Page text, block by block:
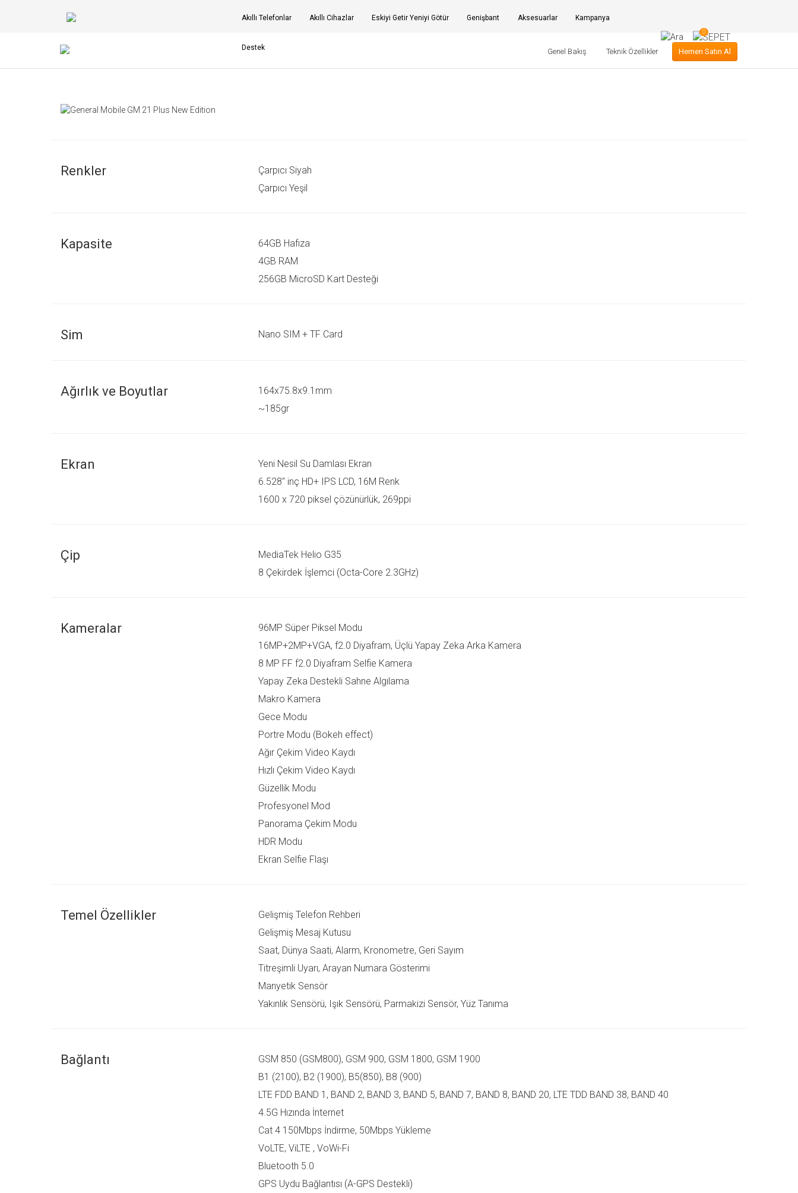
Akıllı Telefonlar Akıllı Cihazlar Eskiyi Getir Yeniyi Götür Genişbant Aksesuarlar Kampanya
Destek
0
Genel Bakış Teknik Özellikler Hemen Satın Al
Renkler
Çarpıcı Siyah
Çarpıcı Yeşil
Kapasite
64GB Hafıza
4GB RAM
256GB MicroSD Kart Desteği
Sim Nano SIM + TF Card
Ağırlık ve Boyutlar
164x75.8x9.1mm
~185gr
Ekran
Yeni Nesil Su Damlası Ekran
6.528" inç HD+ IPS LCD, 16M Renk
1600 x 720 piksel çözünürlük, 269ppi
Çip
MediaTek Helio G35
8 Çekirdek İşlemci (Octa-Core 2.3GHz)
Kameralar
96MP Süper Piksel Modu
16MP+2MP+VGA, f2.0 Diyafram, Üçlü Yapay Zeka Arka Kamera
8 MP FF f2.0 Diyafram Selfie Kamera
Yapay Zeka Destekli Sahne Algılama
Makro Kamera
Gece Modu
Portre Modu (Bokeh effect)
Ağır Çekim Video Kaydı
Hızlı Çekim Video Kaydı
Güzellik Modu
Profesyonel Mod
Panorama Çekim Modu
HDR Modu
Ekran Selfie Flaşı
Temel Özellikler
Gelişmiş Telefon Rehberi
Gelişmiş Mesaj Kutusu
Saat, Dünya Saati, Alarm, Kronometre, Geri Sayım
Titreşimli Uyarı, Arayan Numara Gösterimi
Manyetik Sensör
Yakınlık Sensörü, Işık Sensörü, Parmakizi Sensör, Yüz Tanıma
Bağlantı
GSM 850 (GSM800), GSM 900, GSM 1800, GSM 1900
B1 (2100), B2 (1900), B5(850), B8 (900)
LTE FDD BAND 1, BAND 2, BAND 3, BAND 5, BAND 7, BAND 8, BAND 20, LTE TDD BAND 38, BAND 40
4.5G Hızında İnternet
Cat 4 150Mbps İndirme, 50Mbps Yükleme
VoLTE, ViLTE , VoWi-Fi
Bluetooth 5.0
GPS Uydu Bağlantısı (A-GPS Destekli)